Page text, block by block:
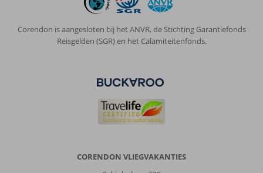
Corendon is aangesloten bij het ANVR, de Stichting Garantiefonds
Reisgelden (SGR) en het Calamiteitenfonds.
CORENDON VLIEGVAKANTIES